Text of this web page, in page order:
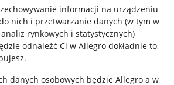
informacji na urządzeniu
nich i przetwarzanie danych (w tym w
rynkowych i statystycznych)
odnaleźć Ci w Allegro dokładnie to,
danych osobowych będzie Allegro a w